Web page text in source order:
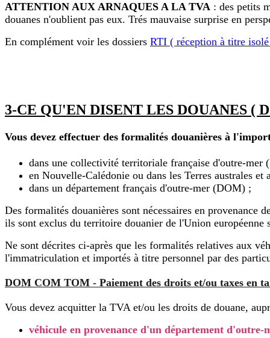
ATTENTION AUX ARNAQUES A LA TVA : des petits
douanes n'oublient pas eux. Trés mauvaise surprise en
En complément voir les dossiers RTI ( réception à titre
3-CE QU'EN DISENT LES DOUANES (
Vous devez effectuer des formalités douanières à
dans une collectivité territoriale française d'outre-
en Nouvelle-Calédonie ou dans les Terres australes et
dans un département français d'outre-mer (DOM) ;
Des formalités douanières sont nécessaires en provenance
ils sont exclus du territoire douanier de l'Union
Ne sont décrites ci-après que les formalités relatives aux
l'immatriculation et importés à titre personnel par des
DOM COM TOM - Paiement des droits et/ou taxes en
Vous devez acquitter la TVA et/ou les droits de douane,
véhicule en provenance d'un département